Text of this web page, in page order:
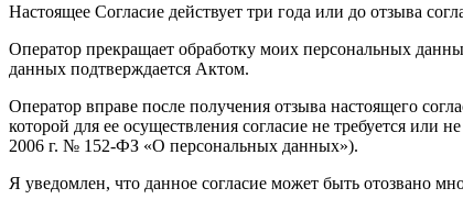
Настоящее Согласие действует три года или до отзыва
Оператор прекращает обработку моих персональных
данных подтверждается Актом.
Оператор вправе после получения отзыва настоящего
которой для ее осуществления согласие не требуется или
2006 г. № 152-ФЗ «О персональных данных»).
Я уведомлен, что данное согласие может быть отозвано